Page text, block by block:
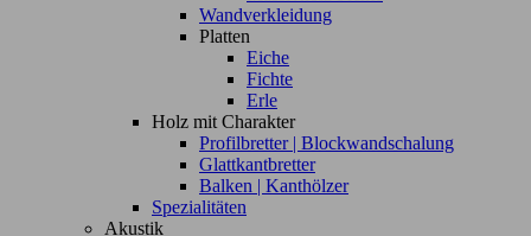
Wandverkleidung
Platten
Eiche
Fichte
Erle
Holz mit Charakter
Profilbretter | Blockwandschalung
Glattkantbretter
Balken | Kanthölzer
Spezialitäten
Akustik